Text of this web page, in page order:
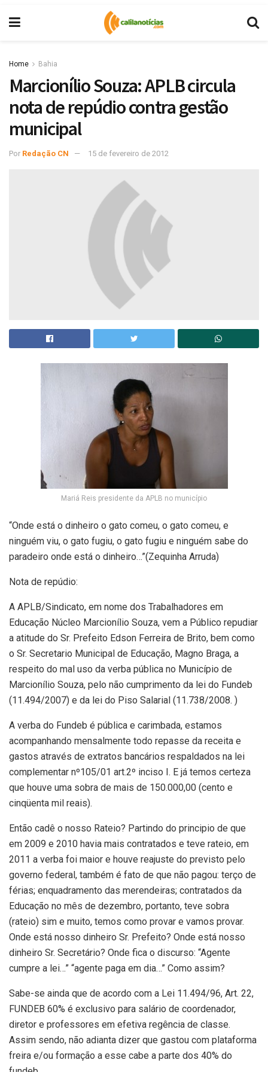
Home Bahia
Marcionílio Souza: APLB circula
nota de repúdio contra gestão
municipal
Por Redação CN 15 de fevereiro de 2012
Mariá Reis presidente da APLB no município
“Onde está o dinheiro o gato comeu, o gato comeu, e
ninguém viu, o gato fugiu, o gato fugiu e ninguém sabe do
paradeiro onde está o dinheiro…”(Zequinha Arruda)
Nota de repúdio:
A APLB/Sindicato, em nome dos Trabalhadores em
Educação Núcleo Marcionílio Souza, vem a Público repudiar
a atitude do Sr. Prefeito Edson Ferreira de Brito, bem como
o Sr. Secretario Municipal de Educação, Magno Braga, a
respeito do mal uso da verba pública no Município de
Marcionílio Souza, pelo não cumprimento da lei do Fundeb
(11.494/2007) e da lei do Piso Salarial (11.738/2008. )
A verba do Fundeb é pública e carimbada, estamos
acompanhando mensalmente todo repasse da receita e
gastos através de extratos bancários respaldados na lei
complementar nº105/01 art.2º inciso I. E já temos certeza
que houve uma sobra de mais de 150.000,00 (cento e
cinqüenta mil reais).
Então cadê o nosso Rateio? Partindo do principio de que
em 2009 e 2010 havia mais contratados e teve rateio, em
2011 a verba foi maior e houve reajuste do previsto pelo
governo federal, também é fato de que não pagou: terço de
férias; enquadramento das merendeiras; contratados da
Educação no mês de dezembro, portanto, teve sobra
(rateio) sim e muito, temos como provar e vamos provar.
Onde está nosso dinheiro Sr. Prefeito? Onde está nosso
dinheiro Sr. Secretário? Onde fica o discurso: “Agente
cumpre a lei…” “agente paga em dia…” Como assim?
Sabe-se ainda que de acordo com a Lei 11.494/96, Art. 22,
FUNDEB 60% é exclusivo para salário de coordenador,
diretor e professores em efetiva regência de classe.
Assim sendo, não adianta dizer que gastou com plataforma
freira e/ou formação a esse cabe a parte dos 40% do